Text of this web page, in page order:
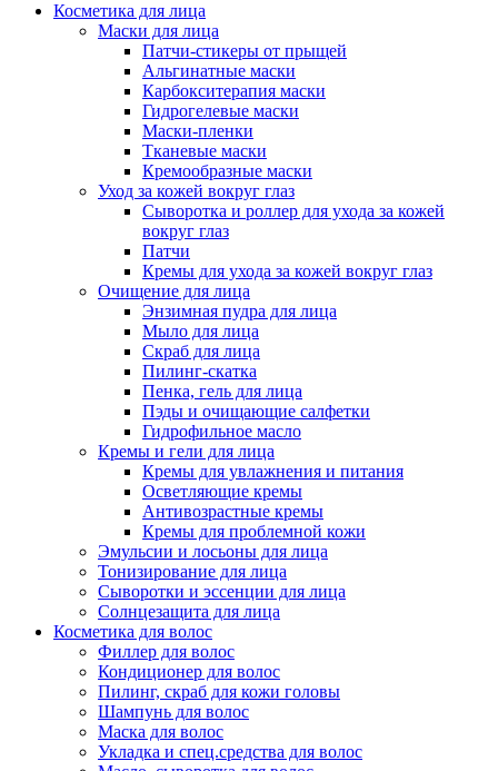
Косметика для лица
Маски для лица
Патчи-стикеры от прыщей
Альгинатные маски
Карбокситерапия маски
Гидрогелевые маски
Маски-пленки
Тканевые маски
Кремообразные маски
Уход за кожей вокруг глаз
Сыворотка и роллер для ухода за кожей
вокруг глаз
Патчи
Кремы для ухода за кожей вокруг глаз
Очищение для лица
Энзимная пудра для лица
Мыло для лица
Скраб для лица
Пилинг-скатка
Пенка, гель для лица
Пэды и очищающие салфетки
Гидрофильное масло
Кремы и гели для лица
Кремы для увлажнения и питания
Осветляющие кремы
Антивозрастные кремы
Кремы для проблемной кожи
Эмульсии и лосьоны для лица
Тонизирование для лица
Сыворотки и эссенции для лица
Солнцезащита для лица
Косметика для волос
Филлер для волос
Кондиционер для волос
Пилинг, скраб для кожи головы
Шампунь для волос
Маска для волос
Укладка и спец.средства для волос